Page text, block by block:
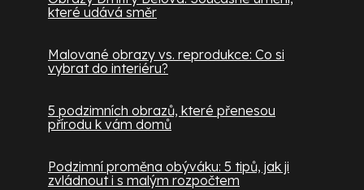
které udává směr
Malované obrazy vs. reprodukce: Co si
vybrat do interiéru?
5 podzimních obrazů, které přenesou
přírodu k vám domů
Podzimní proměna obýváku: 5 tipů, jak ji
zvládnout i s malým rozpočtem